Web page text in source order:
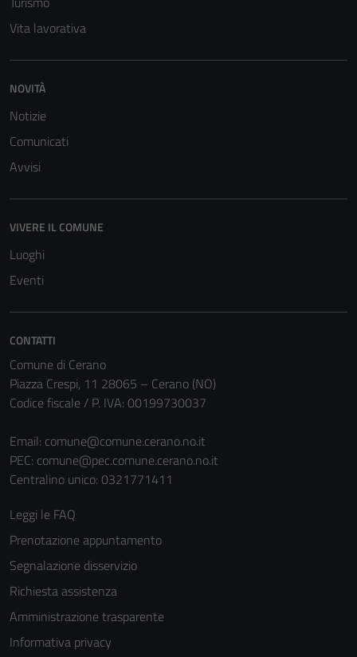
Vita lavorativa
NOVITÀ
Notizie
Comunicati
Avvisi
VIVERE IL COMUNE
Luoghi
Eventi
CONTATTI
Comune di Cerano
Piazza Crespi, 11 28065 – Cerano (NO)
Codice fiscale / P. IVA: 00199730037
Email: comune@comune.cerano.no.it
PEC: comune@pec.comune.cerano.no.it
Centralino unico: 0321771411
Leggi le FAQ
Prenotazione appuntamento
Segnalazione disservizio
Richiesta assistenza
Amministrazione trasparente
Informativa privacy
Tecnici